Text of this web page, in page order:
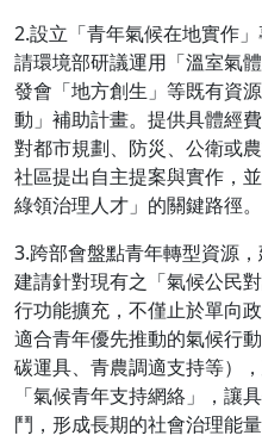
2.設立「青年氣候在地實作
請環境部研議運用「溫室氣
發會「地方創生」等既有資
動」補助計畫。提供具體經
對都市規劃、防災、公衛或
社區提出自主提案與實作，
綠領治理人才」的關鍵路徑。
3.跨部會盤點青年轉型資源
建請針對現有之「氣候公民
行功能擴充，不僅止於單向
適合青年優先推動的氣候行
碳運具、青農調適支持等）
「氣候青年支持網絡」，讓
鬥，形成長期的社會治理能量